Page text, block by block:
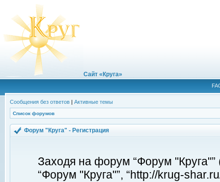
Сайт «Круга»
Сообщения без ответов | Активные темы
Список форумов
Форум "Круга" - Регистрация
Заходя на форум “Форум
“Форум "Круга"”, “http://krug-